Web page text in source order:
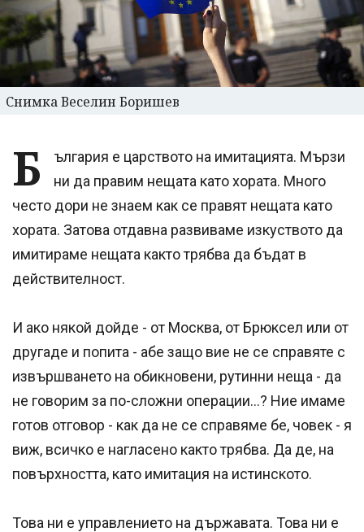
Снимка Веселин Боришев
Б
ългария е царството на имитацията. Мързи
ни да правим нещата като хората. Много
често дори не знаем как се правят нещата като
хората. Затова отдавна развиваме изкуството да
имитираме нещата както трябва да бъдат в
действителност.
И ако някой дойде - от Москва, от Брюксел или от
другаде и попита - абе защо вие не се справяте с
извършването на обикновени, рутинни неща - да
не говорим за по-сложни операции...? Ние имаме
готов отговор - как да не се справяме бе, човек - я
виж, всичко е нагласено както трябва. Да де, на
повърхността, като имитация на истинското.
Това ни е управлението на държавата. Това ни е